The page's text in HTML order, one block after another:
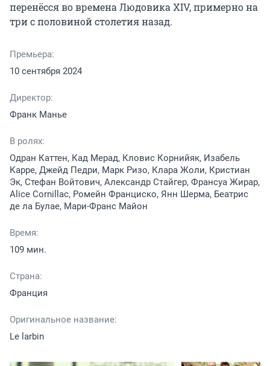
перенёсся во времена Людовика XIV, примерно на
три с половиной столетия назад.
Премьера:
10 сентября 2024
Директор:
Франк Манье
В ролях:
Одран Каттен, Кад Мерад, Кловис Корнийяк, Изабель
Карре, Джейд Педри, Марк Ризо, Клара Жоли, Кристиан
Эк, Стефан Войтович, Александр Стайгер, Франсуа Жирар,
Alice Cornillac, Ромейн Франциско, Янн Шерма, Беатрис
де ла Булае, Мари-Франс Майон
Время:
109 мин.
Страна:
Франция
Оригинальное название:
Le larbin